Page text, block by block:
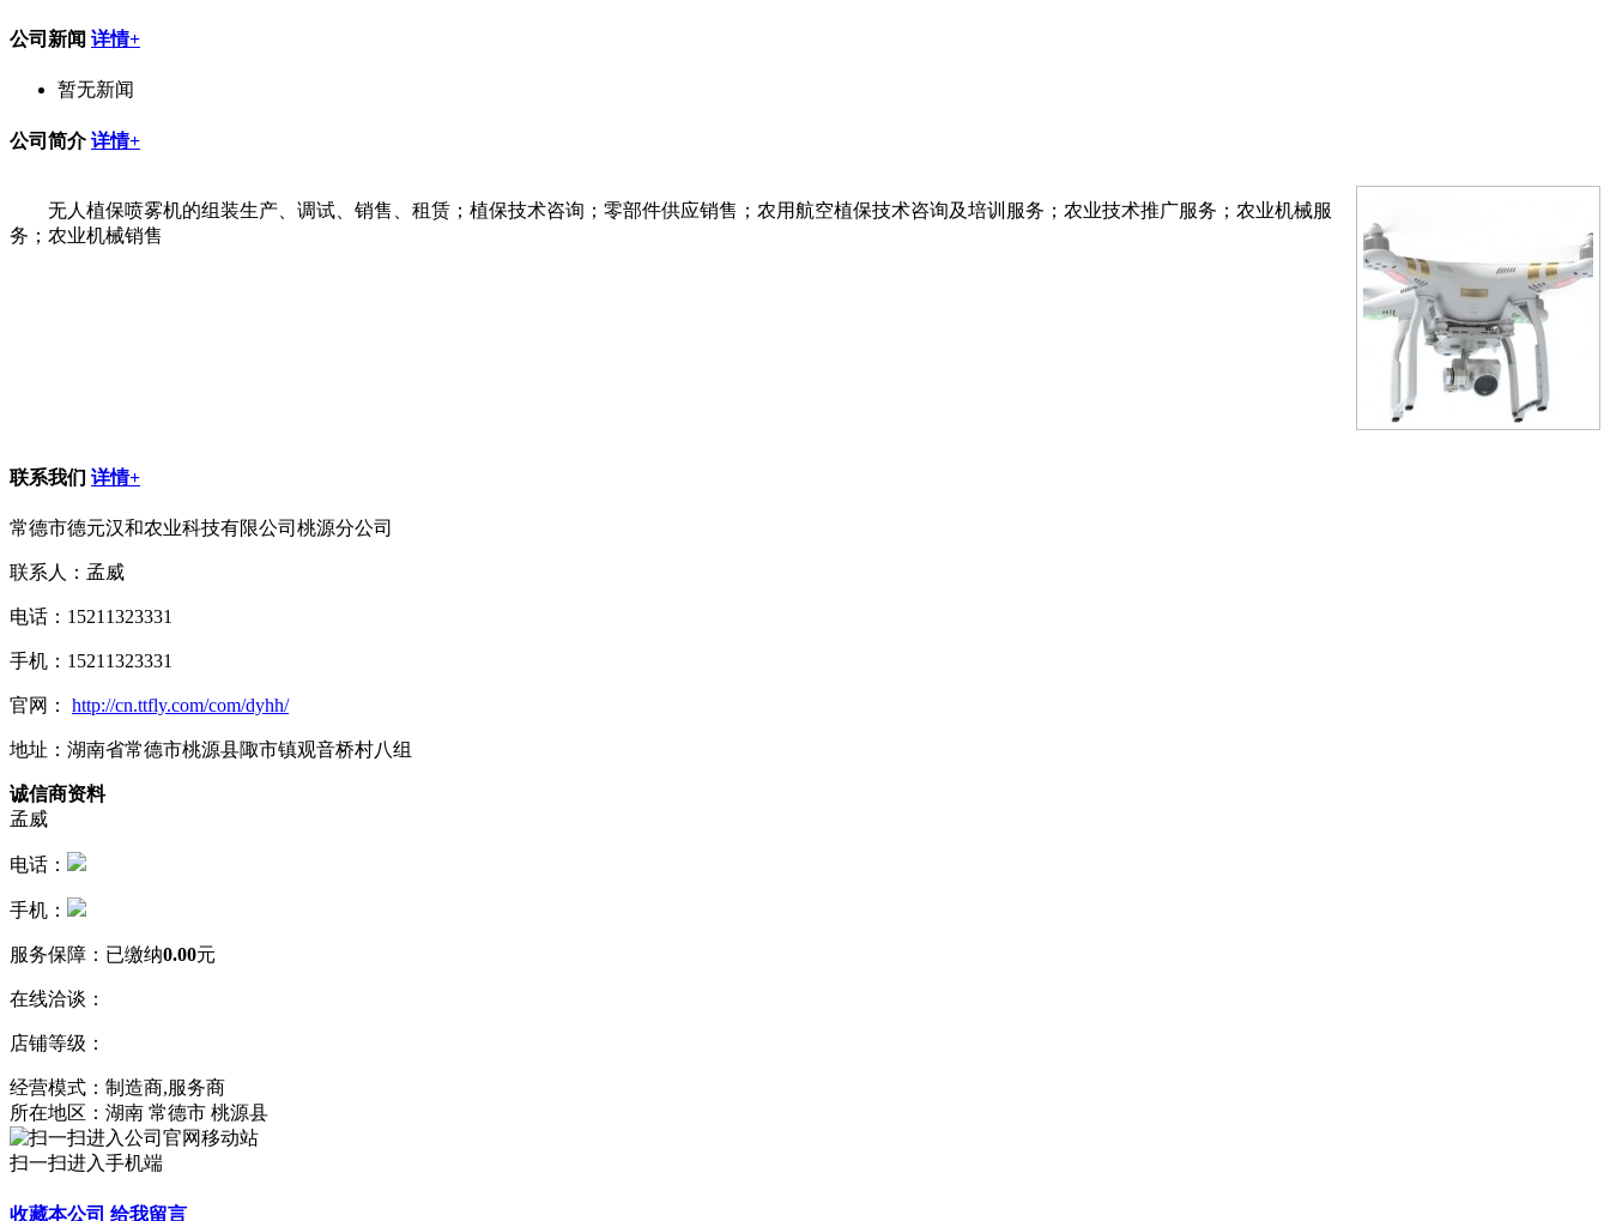
公司新闻 详情+
暂无新闻
公司简介详情+
无人植保喷雾机的组装生产、调试、销售、租赁；植保技术咨询；零部件供应销售；农用航空植保技术咨询及培训服务；农业技术推广服务；农业机械服
务；农业机械销售
联系我们 详情+
常德市德元汉和农业科技有限公司桃源分公司
联系人：孟威
电话：15211323331
手机：15211323331
官网： http://cn.ttfly.com/com/dyhh/
地址：湖南省常德市桃源县陬市镇观音桥村八组
诚信商资料
孟威
电话：
手机：
服务保障： 已缴纳0.00元
在线洽谈：
店铺等级：
经营模式：制造商,服务商
所在地区：湖南 常德市 桃源县
扫一扫进入手机端
收藏本公司 给我留言